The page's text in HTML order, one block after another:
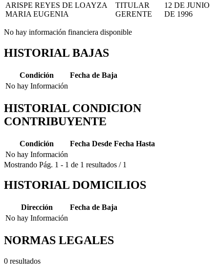
ARISPE REYES DE LOAYZA
MARIA EUGENIA
TITULAR
GERENTE
12 DE JUNIO
DE 1996
No hay información financiera disponible
HISTORIAL BAJAS
Condición
Fecha de Baja
No hay Información
HISTORIAL CONDICION
CONTRIBUYENTE
Condición Fecha Desde Fecha Hasta
No hay Información
Mostrando Pág. 1 - 1 de 1 resultados / 1
HISTORIAL DOMICILIOS
Dirección
Fecha de Baja
No hay Información
NORMAS LEGALES
0 resultados